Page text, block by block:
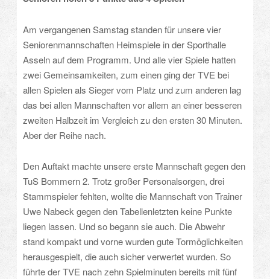
Am vergangenen Samstag standen für unsere vier
Seniorenmannschaften Heimspiele in der Sporthalle
Asseln auf dem Programm. Und alle vier Spiele hatten
zwei Gemeinsamkeiten, zum einen ging der TVE bei
allen Spielen als Sieger vom Platz und zum anderen lag
das bei allen Mannschaften vor allem an einer besseren
zweiten Halbzeit im Vergleich zu den ersten 30 Minuten.
Aber der Reihe nach.
Den Auftakt machte unsere erste Mannschaft gegen den
TuS Bommern 2. Trotz großer Personalsorgen, drei
Stammspieler fehlten, wollte die Mannschaft von Trainer
Uwe Nabeck gegen den Tabellenletzten keine Punkte
liegen lassen. Und so begann sie auch. Die Abwehr
stand kompakt und vorne wurden gute Tormöglichkeiten
herausgespielt, die auch sicher verwertet wurden. So
führte der TVE nach zehn Spielminuten bereits mit fünf